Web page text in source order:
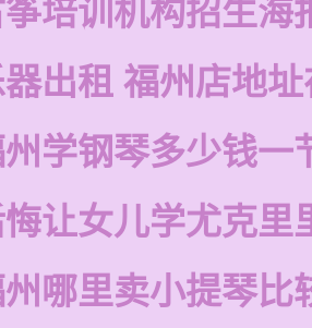
培训机构招生海
出租 福州店地
学钢琴多少钱一
让女儿学尤克里
哪里卖小提琴比